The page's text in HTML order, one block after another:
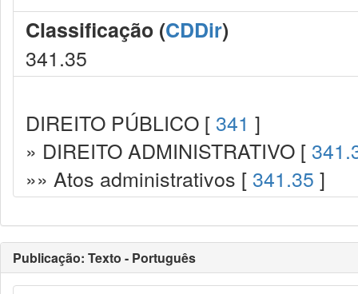
Classificação (CDDir)
341.35
DIREITO PÚBLICO [ 341 ]
» DIREITO ADMINISTRATIVO [
»» Atos administrativos [ 341.35 ]
Publicação: Texto - Português